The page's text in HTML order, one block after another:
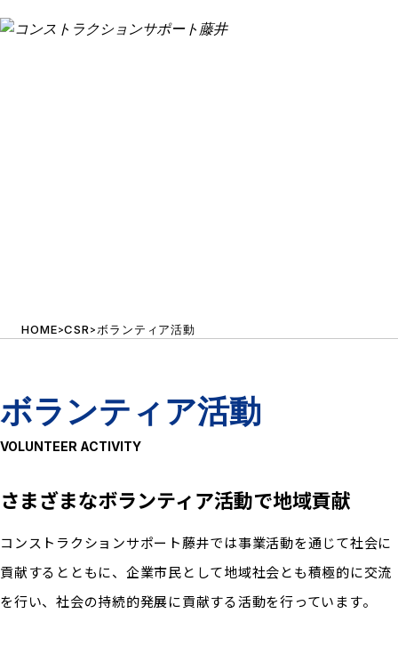
施工管理試験
非破壊試験・微破壊試験
地質調査業
森林土木
HOME>CSR > ボランティア活動
ボランティア活動
VOLUNTEER ACTIVITY
さまざまなボランティア活動で地域貢献
コンストラクションサポート藤井では事業活動を通じて社会に
貢献するとともに、企業市民として地域社会とも積極的に交流
を行い、社会の持続的発展に貢献する活動を行っています。